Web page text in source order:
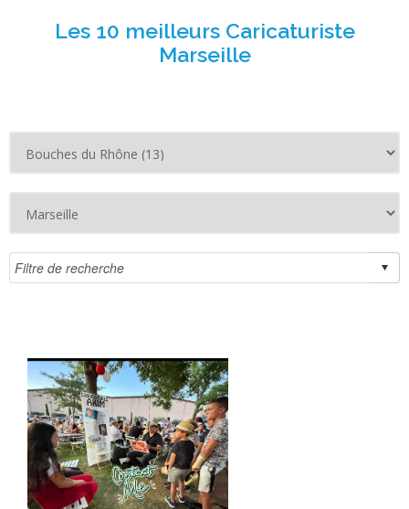
Les 10 meilleurs Caricaturiste
Marseille